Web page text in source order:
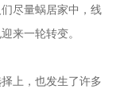
尽量蜗居家中，线
来一轮转变。
上，也发生了许多